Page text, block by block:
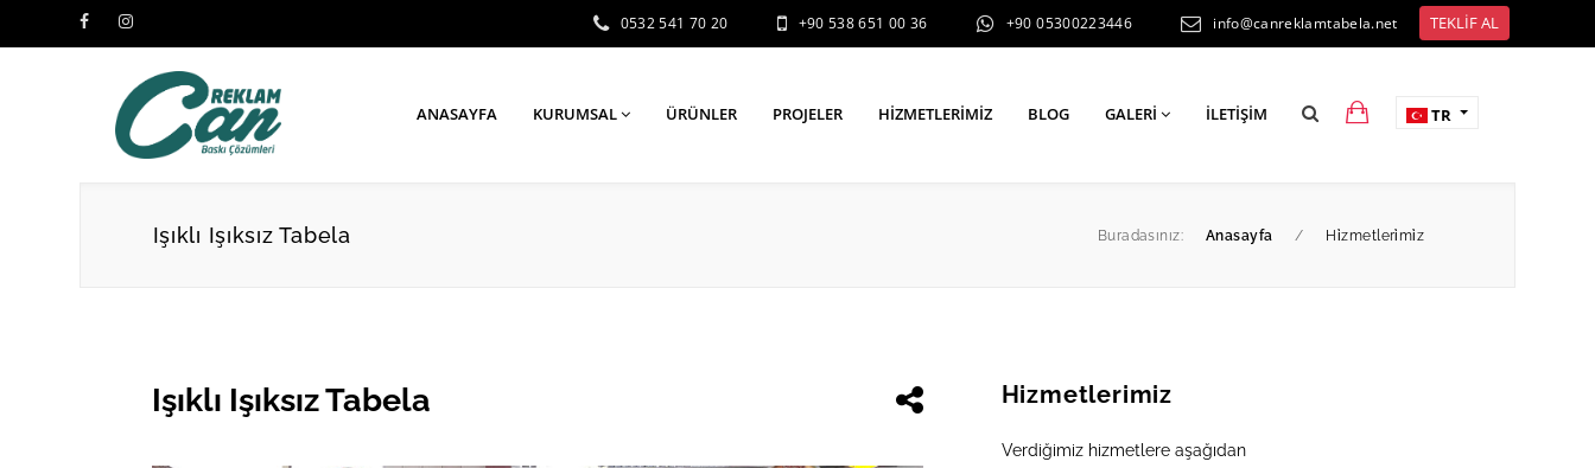
0532 541 70 20 +90 538 651 00 36 +90 05300223446 info@canreklamtabela.net TEKLİF AL
ANASAYFA KURUMSAL ÜRÜNLER PROJELER HIZMETLERIMIZ BLOG GALERI İLETIŞIM TR
Işıklı Işıksız Tabela Buradasınız: Anasayfa / Hi̇zmetleri̇mi̇z
Işıklı Işıksız Tabela Hizmetlerimiz
Verdiğimiz hizmetlere aşağıdan